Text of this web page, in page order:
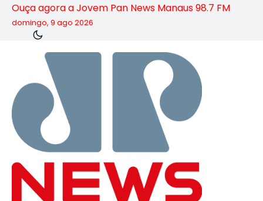
Ouça agora a Jovem Pan News Manaus 98.7 FM
domingo, 9 ago 2026